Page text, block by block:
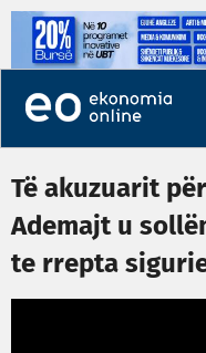
Të akuzuarit
Ademajt u
te rrepta